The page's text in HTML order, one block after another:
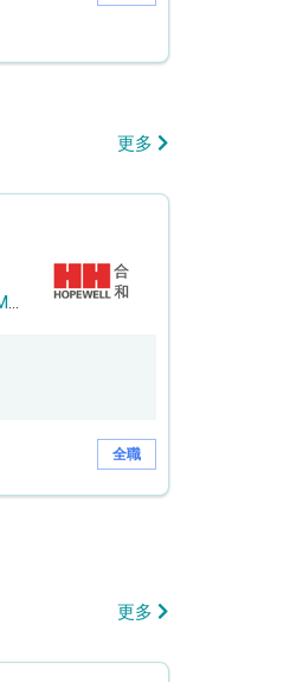
更多
Hopewell Property and Facility Management Ltd. 合和物業及設施管理有限公司
全職
更多